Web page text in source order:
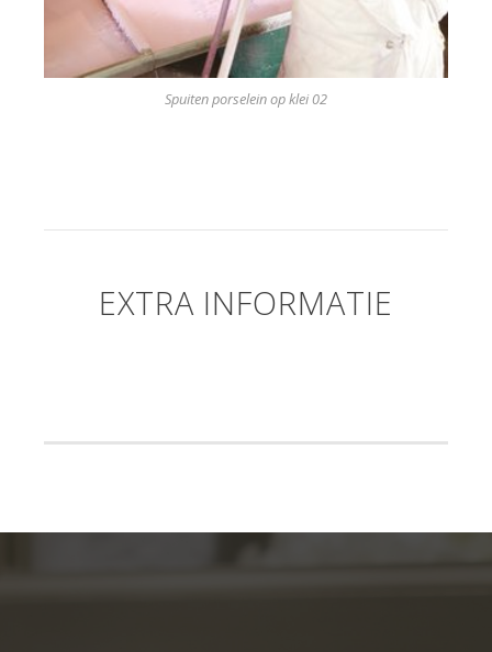
Spuiten porselein op klei 02
EXTRA INFORMATIE